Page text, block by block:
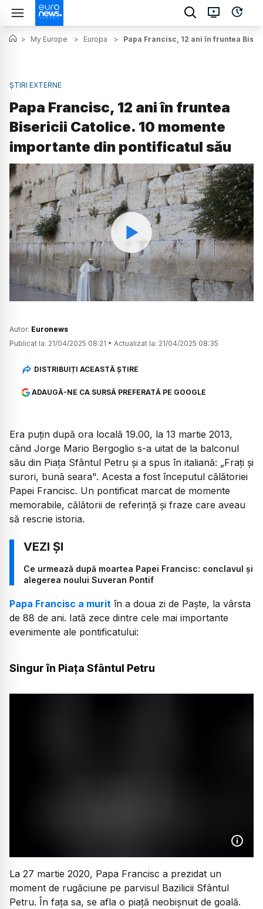
> My Europe > Europa > Papa Francisc, 12 ani în fruntea
ȘTIRI EXTERNE
Papa Francisc, 12 ani în fruntea
Bisericii Catolice. 10 momente
importante din pontificatul său
Watch
Autor: Euronews
Publicat la: 21/04/2025 08:21 • Actualizat la: 21/04/2025 08:35
DISTRIBUIȚI ACEASTĂ ȘTIRE
ADAUGĂ-NE CA SURSĂ PREFERATĂ PE GOOGLE
Era puțin după ora locală 19.00, la 13 martie 2013,
când Jorge Mario Bergoglio s-a uitat de la balconul
său din Piața Sfântul Petru și a spus în italiană: „Frați și
surori, bună seara". Acesta a fost începutul călătoriei
Papei Francisc. Un pontificat marcat de momente
memorabile, călătorii de referință și fraze care aveau
să rescrie istoria.
Ce urmează după moartea Papei Francisc: conclavul și
alegerea noului Suveran Pontif
Papa Francisc a murit în a doua zi de Paște, la vârsta
de 88 de ani. Iată zece dintre cele mai importante
evenimente ale pontificatului:
Singur în Piața Sfântul Petru
La 27 martie 2020, Papa Francisc a prezidat un
moment de rugăciune pe parvisul Bazilicii Sfântul
Petru. În fața sa, se afla o piață neobișnuit de goală.